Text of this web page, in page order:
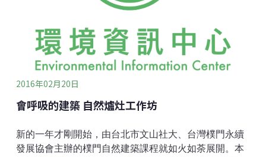
2016年02月20日
會呼吸的建築 自然爐灶工作坊
新的一年才剛開始，由台北市文山社大、台灣樸門永續
發展協會主辦的樸門自然建築課程就如火如荼展開。本